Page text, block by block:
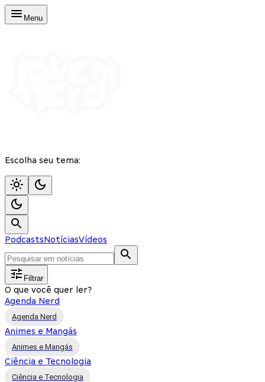
Menu
Escolha seu tema:
PodcastsNotíciasVídeos
Filtrar
O que você quer ler?
Agenda Nerd
Agenda Nerd
Animes e Mangás
Animes e Mangás
Ciência e Tecnologia
Ciência e Tecnologia